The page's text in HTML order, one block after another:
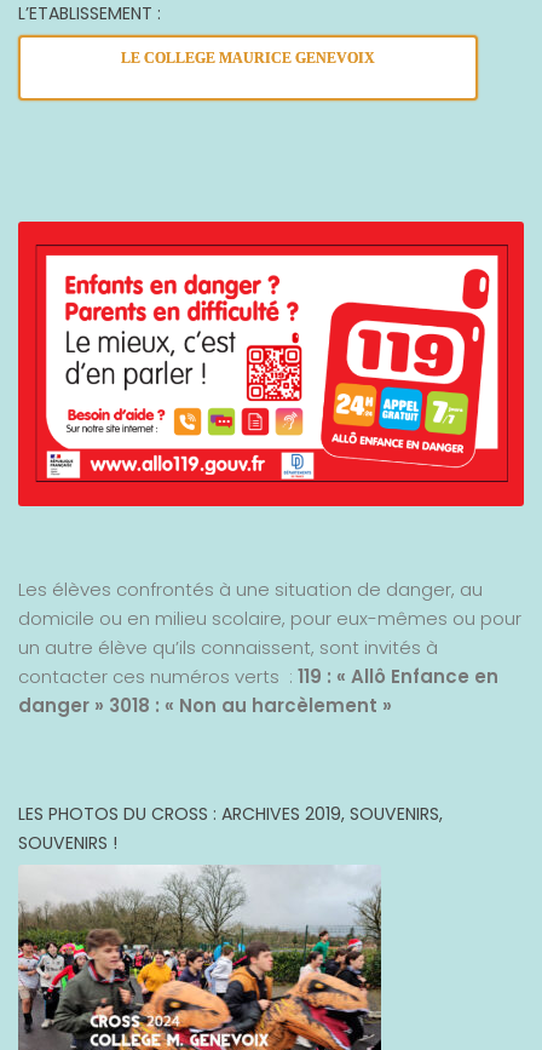
L’ETABLISSEMENT :
LE COLLEGE MAURICE GENEVOIX
Les élèves confrontés à une situation de danger, au
domicile ou en milieu scolaire, pour eux-mêmes ou pour
un autre élève qu’ils connaissent, sont invités à
contacter ces numéros verts : 119 : « Allô Enfance en
danger » 3018 : « Non au harcèlement »
LES PHOTOS DU CROSS : ARCHIVES 2019, SOUVENIRS,
SOUVENIRS !